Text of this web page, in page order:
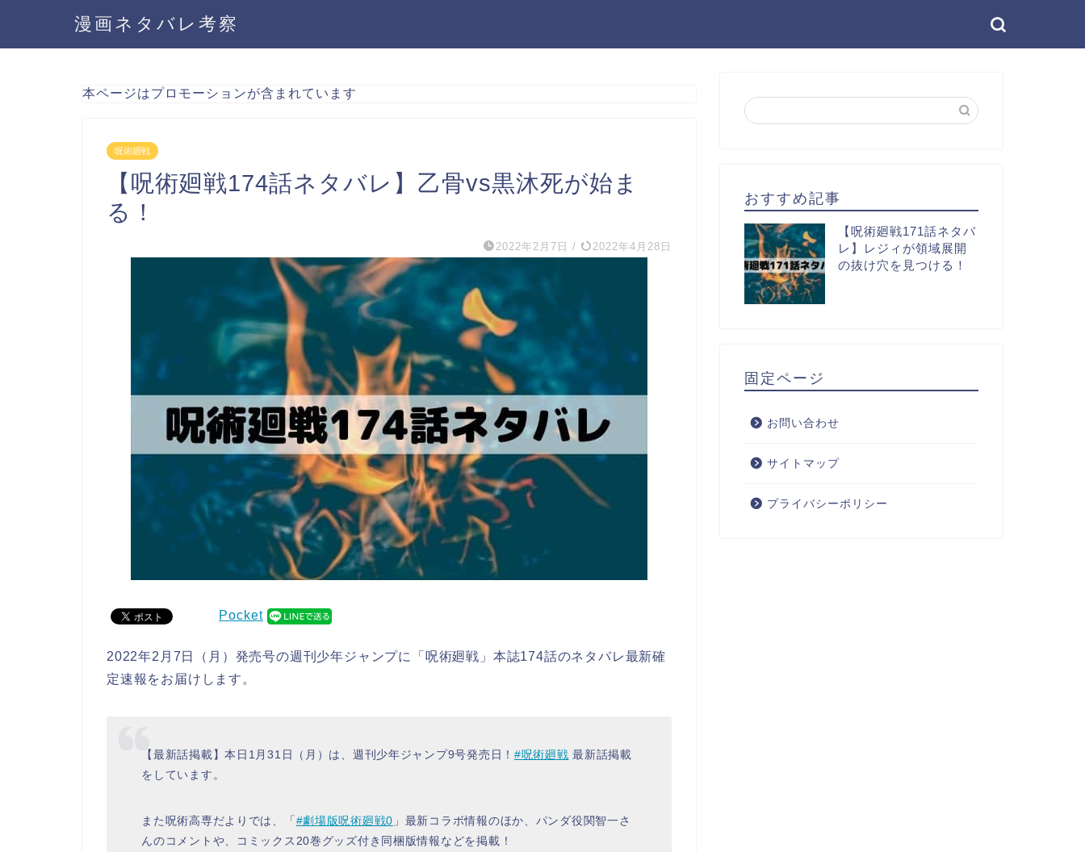
漫画ネタバレ考察
本ページはプロモーションが含まれています
呪術廻戦
【呪術廻戦174話ネタバレ】乙骨vs黒沐死が始ま
る！
2022年2月7日 / 2022年4月28日
Pocket
2022年2月7日（月）発売号の週刊少年ジャンプに「呪術廻戦」本誌174話のネタバレ最新確
定速報をお届けします。
【最新話掲載】本日1月31日（月）は、週刊少年ジャンプ9号発売日！ #呪術廻戦 最新話掲載
をしています。
また呪術高専だよりでは、「#劇場版呪術廻戦0 」最新コラボ情報のほか、パンダ役関智一さ
んのコメントや、コミックス20巻グッズ付き同梱版情報などを掲載！
おすすめ記事
【呪術廻戦171話ネタバ
レ】レジィが領域展開
の抜け穴を見つける！
固定ページ
お問い合わせ
サイトマップ
プライバシーポリシー